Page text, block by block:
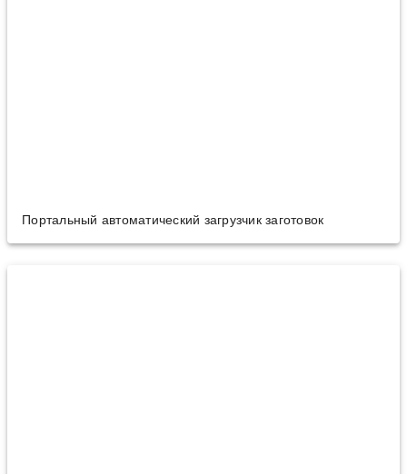
Портальный автоматический загрузчик заготовок